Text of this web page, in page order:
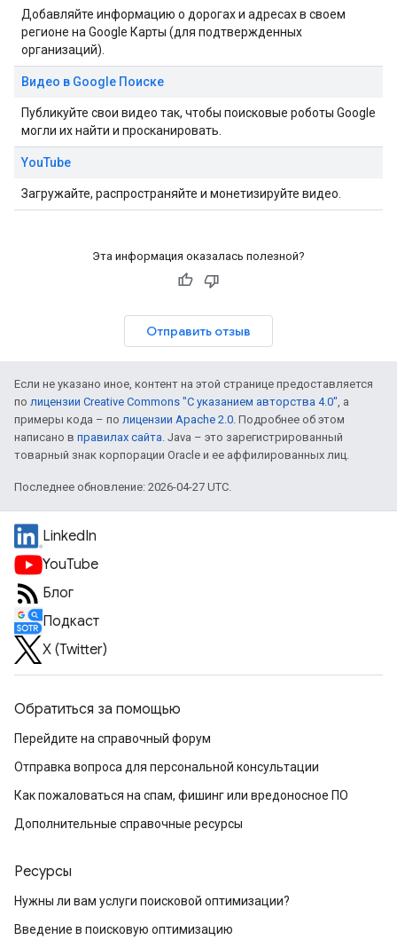
Добавляйте информацию о дорогах и адресах в своем
регионе на Google Карты (для подтвержденных
организаций).
Видео в Google Поиске
Публикуйте свои видео так, чтобы поисковые роботы Google
могли их найти и просканировать.
YouTube
Загружайте, распространяйте и монетизируйте видео.
Эта информация оказалась полезной?
Отправить отзыв
Если не указано иное, контент на этой странице предоставляется
по лицензии Creative Commons "С указанием авторства 4.0", а
примеры кода – по лицензии Apache 2.0. Подробнее об этом
написано в правилах сайта. Java – это зарегистрированный
товарный знак корпорации Oracle и ее аффилированных лиц.
Последнее обновление: 2026-04-27 UTC.
LinkedIn
YouTube
Блог
Подкаст
X (Twitter)
Обратиться за помощью
Перейдите на справочный форум
Отправка вопроса для персональной консультации
Как пожаловаться на спам, фишинг или вредоносное ПО
Дополнительные справочные ресурсы
Ресурсы
Нужны ли вам услуги поисковой оптимизации?
Введение в поисковую оптимизацию